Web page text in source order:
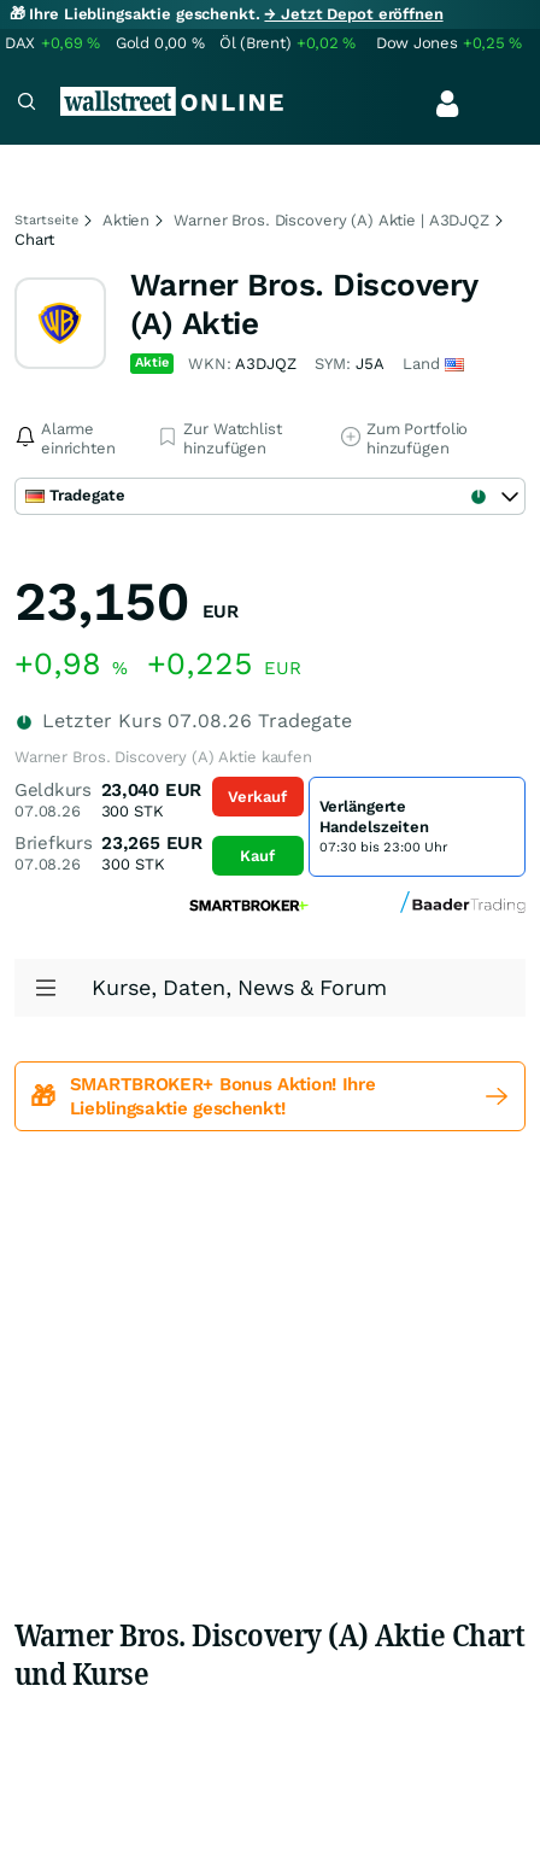
🎁 Ihre Lieblingsaktie geschenkt.→ Jetzt Depot eröffnen
DAX +0,69% Gold 0,00 % Öl (Brent) +0,02% Dow Jones +0,25%
Startseite Aktien
Warner Bros. Discovery (A) Aktie | A3DJQZ
Chart
Warner Bros. Discovery
(A) Aktie
Aktie WKN:A3DJQZ SYM: J5A Land
Alarme
einrichten
Zur Watchlist
hinzufügen
Zum Portfolio
hinzufügen
Tradegate
23,150 EUR
+0,98 % +0,225 EUR
Letzter Kurs 07.08.26 Tradegate
Warner Bros. Discovery (A) Aktie kaufen
Geldkurs
07.08.26
23,040 EUR
300 STK
Briefkurs
07.08.26
23,265 EUR
300STK
Verkauf
Kauf
Verlängerte
Handelszeiten
07:30 bis 23:00 Uhr
Kurse, Daten, News & Forum
🎁
SMARTBROKER+ Bonus Aktion! Ihre
Lieblingsaktie geschenkt!
Warner Bros. Discovery (A) Aktie Chart
und Kurse